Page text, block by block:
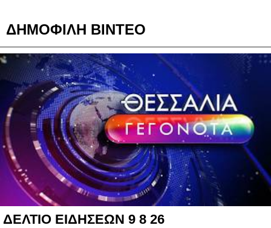
ΔΗΜΟΦΙΛΗ ΒΙΝΤΕΟ
ΔΕΛΤΙΟ ΕΙΔΗΣΕΩΝ 9 8 26